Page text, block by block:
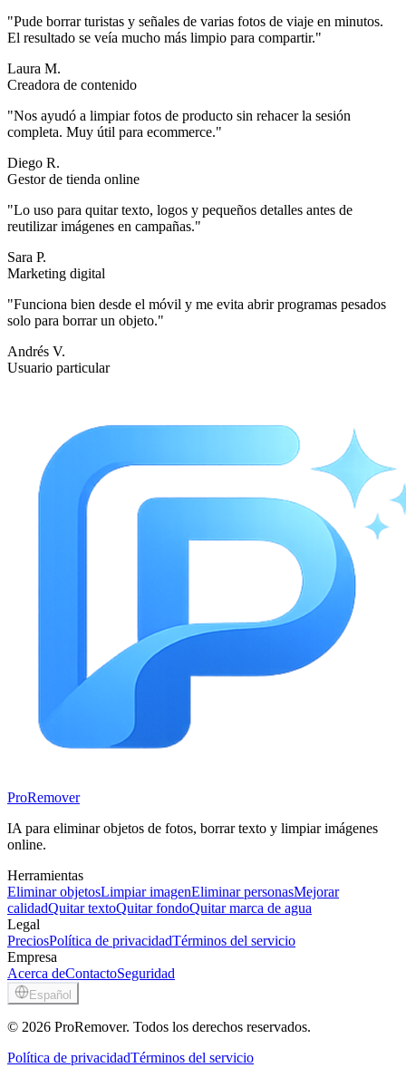
"Pude borrar turistas y señales de varias fotos de viaje en minutos.
El resultado se veía mucho más limpio para compartir."
Laura M.
Creadora de contenido
"Nos ayudó a limpiar fotos de producto sin rehacer la sesión
completa. Muy útil para ecommerce."
Diego R.
Gestor de tienda online
"Lo uso para quitar texto, logos y pequeños detalles antes de
reutilizar imágenes en campañas."
Sara P.
Marketing digital
"Funciona bien desde el móvil y me evita abrir programas pesados
solo para borrar un objeto."
Andrés V.
Usuario particular
ProRemover
IA para eliminar objetos de fotos, borrar texto y limpiar imágenes
online.
Herramientas
Eliminar objetosLimpiar imagenEliminar personasMejorar
calidadQuitar textoQuitar fondoQuitar marca de agua
Legal
PreciosPolítica de privacidadTérminos del servicio
Empresa
Acerca deContactoSeguridad
Español
© 2026 ProRemover. Todos los derechos reservados.
Política de privacidadTérminos del servicio